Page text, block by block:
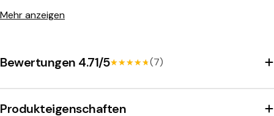
erfolgt schonend und langsam in einem Trommelröster. Die
individueller Röstung wird verhindert, das große Rohkaffee-
sich im Hause Trucillo aber mit Freude. Immerhin sollen die
Mehr anzeigen
Bewertungen 4.71/5★★★★★
★★★★★(7)
Produkteigenschaften